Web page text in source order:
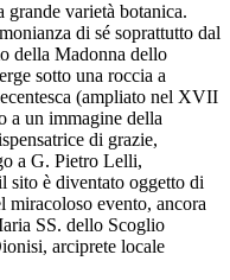
varietà botanica.
di sé soprattutto dal
della Madonna dello
sotto una roccia a
(ampliato nel XVII
a un immagine della
di grazie,
a G. Pietro Lelli,
sito è diventato oggetto di
miracoloso evento, ancora
SS. dello Scoglio
arciprete locale